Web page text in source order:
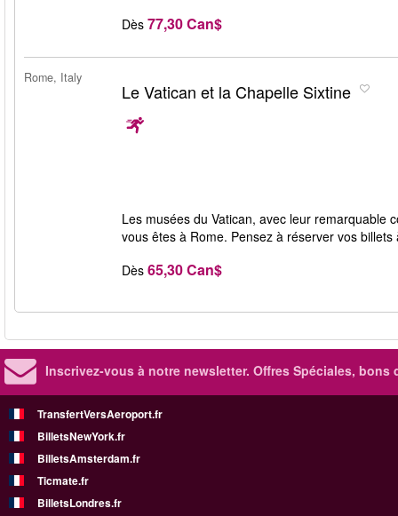
Dès 77,30 Can$
Rome, Italy
Le Vatican et la Chapelle Sixtine
Les musées du Vatican, avec leur
vous êtes à Rome. Pensez à réserver vos
Dès 65,30 Can$
Inscrivez-vous à notre newsletter. Offres Spéciales, bons
TransfertVersAeroport.fr
BilletsNewYork.fr
BilletsAmsterdam.fr
Ticmate.fr
BilletsLondres.fr